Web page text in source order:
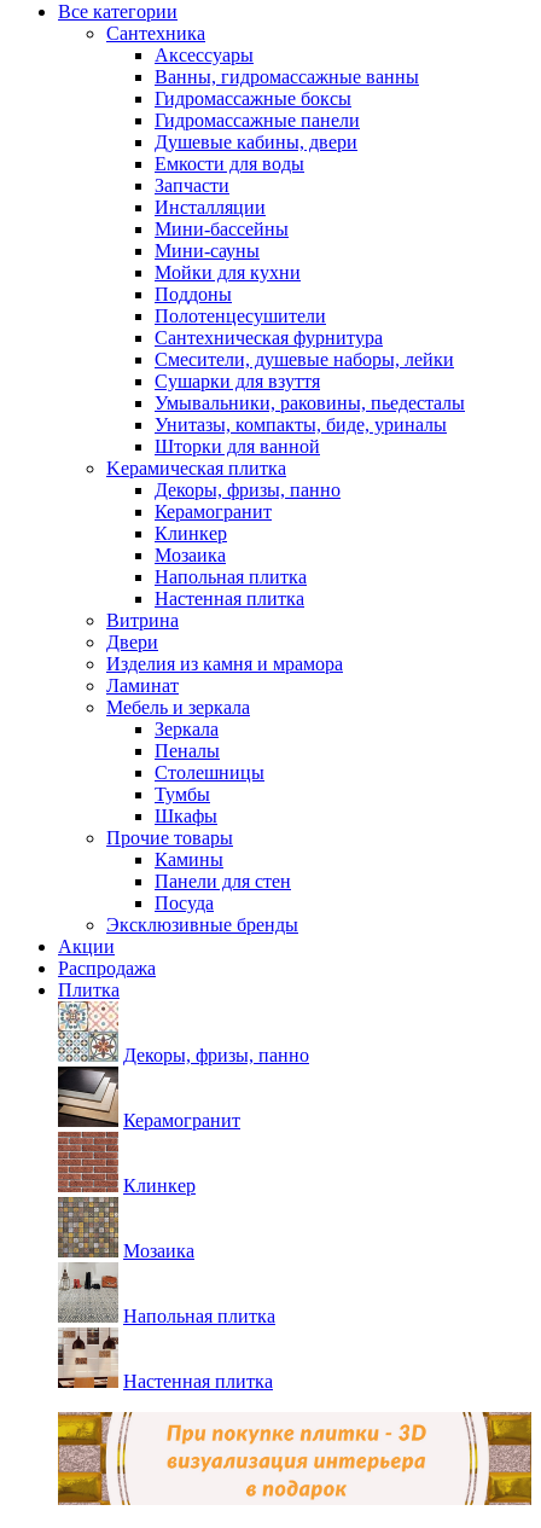
Все категории
Cантехника
Аксессуары
Ванны, гидромассажные ванны
Гидромассажные боксы
Гидромассажные панели
Душевые кабины, двери
Емкости для воды
Запчасти
Инсталляции
Мини-бассейны
Мини-сауны
Мойки для кухни
Поддоны
Полотенцесушители
Сантехническая фурнитура
Смесители, душевые наборы, лейки
Сушарки для взуття
Умывальники, раковины, пьедесталы
Унитазы, компакты, биде, уриналы
Шторки для ванной
Kерамическая плитка
Декоры, фризы, панно
Керамогранит
Клинкер
Мозаика
Напольная плитка
Настенная плитка
Витрина
Двери
Изделия из камня и мрамора
Ламинат
Мебель и зеркала
Зеркала
Пеналы
Столешницы
Тумбы
Шкафы
Прочие товары
Камины
Панели для стен
Посуда
Эксклюзивные бренды
Акции
Распродажа
Плитка
Декоры, фризы, панно
Керамогранит
Клинкер
Мозаика
Напольная плитка
Настенная плитка